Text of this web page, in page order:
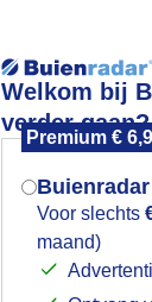
Welkom bij
verder gaan?
Premium €
Voor slechts
maand)
Mogen